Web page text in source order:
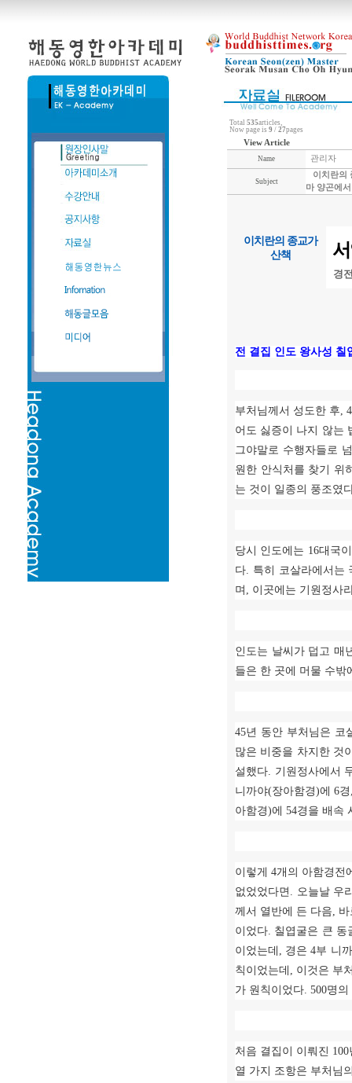
Total 535articles,
Now page is 9 / 27pages
View Article
Name 관리자
Subject
이치란의
마 양곤에
이치란의 종교가
산책
경
전 결집 인도 왕사성 칠
부처님께서 성도한 후,
어도 싫증이 나지 않는
그야말로 수행자들로
원한 안식처를 찾기 위
는 것이 일종의 풍조였
당시 인도에는 16대국
다. 특히 코살라에서는
며 , 이곳에는 기원정사
인도는 날씨가 덥고 매
들은 한 곳에 머물 수밖
45년 동안 부처님은 코
많은 비중을 차지한 것
설했다. 기원정사에서
니까야(장아함경)에 6경
아함경)에 54경을 배속
이렇게4개의 아함경전
없었었다면 . 오늘날 우
께서 열반에 든 다음,
이었다. 칠엽굴은 큰 동
이었는데 , 경은4부 니
칙이었는데 , 이것은 부
가 원칙이었다. 500명의
처음 결집이 이뤄진 100
열 가지 조항은 부처님